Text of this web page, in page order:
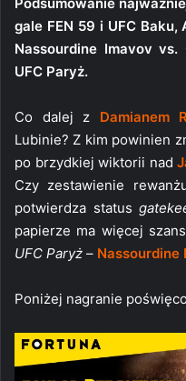
gale FEN 59 i UFC
Nassourdine Imavov
UFC Paryż.
Co dalej z Damianem
Lubinie? Z kim powinien
po brzydkiej wiktorii nad
Czy zestawienie
potwierdza status
papierze ma więcej
UFC Paryż – Nassourdine
Poniżej nagranie